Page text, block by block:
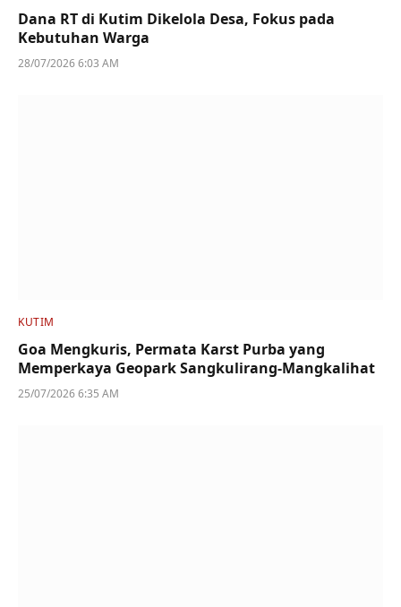
Dana RT di Kutim Dikelola Desa, Fokus pada
Kebutuhan Warga
28/07/2026 6:03 AM
KUTIM
Goa Mengkuris, Permata Karst Purba yang
Memperkaya Geopark Sangkulirang-Mangkalihat
25/07/2026 6:35 AM